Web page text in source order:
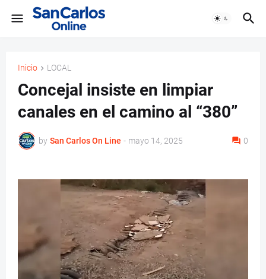
Inicio LOCAL
Concejal insiste en limpiar
canales en el camino al “380”
by San Carlos On Line - mayo 14, 2025 0